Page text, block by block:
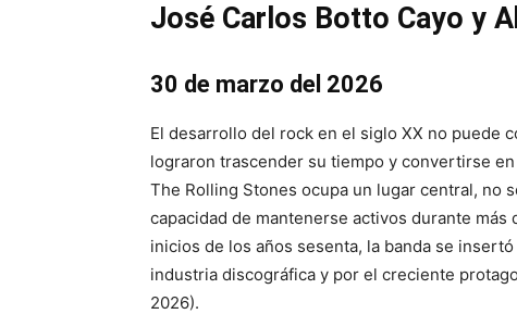
José Carlos Botto Cayo y
30 de marzo del 2026
El desarrollo del rock en el siglo XX no puede
lograron trascender su tiempo y convertirse
The Rolling Stones ocupa un lugar central, no
capacidad de mantenerse activos durante
inicios de los años sesenta, la banda se
industria discográfica y por el creciente
2026).